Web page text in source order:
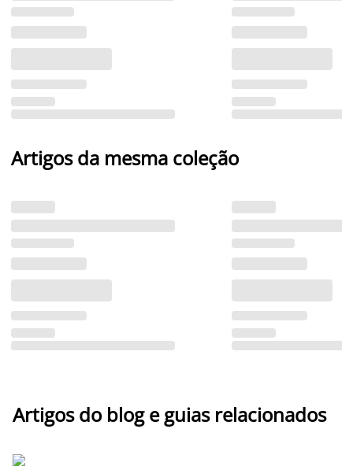
Artigos da mesma coleção
Artigos do blog e guias relacionados